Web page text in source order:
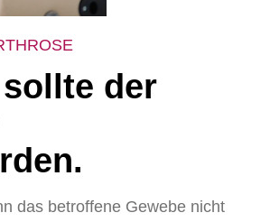
der
das betroffene Gewebe nicht